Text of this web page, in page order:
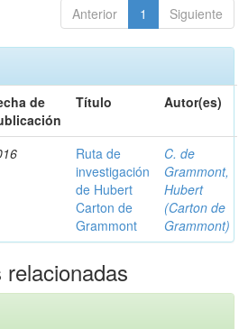
Anterior 1 Siguiente
de
Título Autor(es)
Ruta de
investigación
de Hubert
Carton de
Grammont
C. de
Grammont,
Hubert
(Carton de
Grammont)